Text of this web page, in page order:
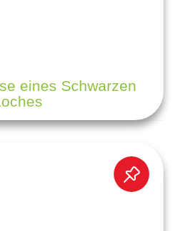
eines Schwarzen